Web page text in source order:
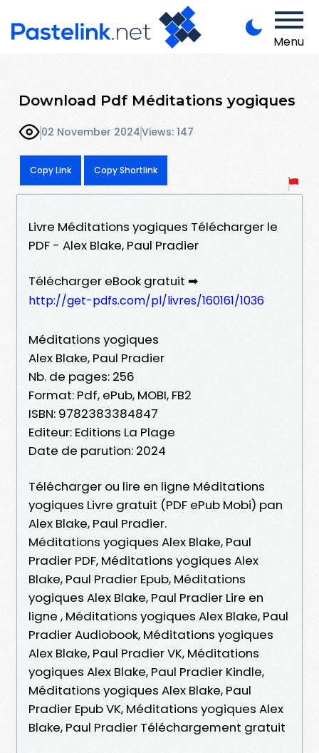
Menu
Download Pdf Méditations yogiques
02 November 2024Views: 147
Copy Link Copy Shortlink
Livre Méditations yogiques Télécharger le
PDF - Alex Blake, Paul Pradier
Télécharger eBook gratuit ➡
http://get-pdfs.com/pl/livres/160161/1036
Méditations yogiques
Alex Blake, Paul Pradier
Nb. de pages: 256
Format: Pdf, ePub, MOBI, FB2
ISBN: 9782383384847
Editeur: Editions La Plage
Date de parution: 2024
Télécharger ou lire en ligne Méditations
yogiques Livre gratuit (PDF ePub Mobi) pan
Alex Blake, Paul Pradier.
Méditations yogiques Alex Blake, Paul
Pradier PDF, Méditations yogiques Alex
Blake, Paul Pradier Epub, Méditations
yogiques Alex Blake, Paul Pradier Lire en
ligne , Méditations yogiques Alex Blake, Paul
Pradier Audiobook, Méditations yogiques
Alex Blake, Paul Pradier VK, Méditations
yogiques Alex Blake, Paul Pradier Kindle,
Méditations yogiques Alex Blake, Paul
Pradier Epub VK, Méditations yogiques Alex
Blake, Paul Pradier Téléchargement gratuit